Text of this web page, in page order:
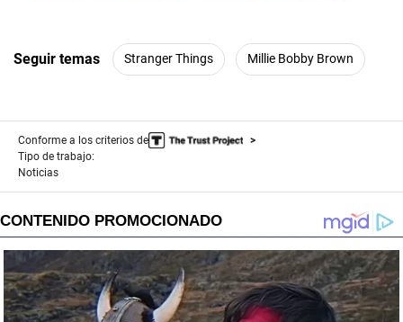
Seguir temas Stranger Things Millie Bobby Brown
Conforme a los criterios de
Tipo de trabajo:
Noticias